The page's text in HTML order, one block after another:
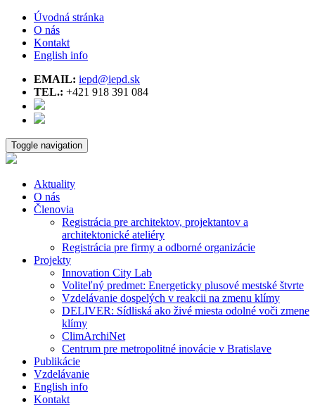
Úvodná stránka
O nás
Kontakt
English info
EMAIL: iepd@iepd.sk
TEL.: +421 918 391 084
Toggle navigation
Aktuality
O nás
Členovia
Registrácia pre architektov, projektantov a
architektonické ateliéry
Registrácia pre firmy a odborné organizácie
Projekty
Innovation City Lab
Voliteľný predmet: Energeticky plusové mestské štvrte
Vzdelávanie dospelých v reakcii na zmenu klímy
DELIVER: Sídliská ako živé miesta odolné voči zmene
klímy
ClimArchiNet
Centrum pre metropolitné inovácie v Bratislave
Publikácie
Vzdelávanie
English info
Kontakt